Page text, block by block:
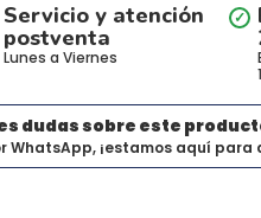
Servicio y atención
postventa
Lunes a Viernes
dudas sobre este
WhatsApp, ¡estamos aquí para